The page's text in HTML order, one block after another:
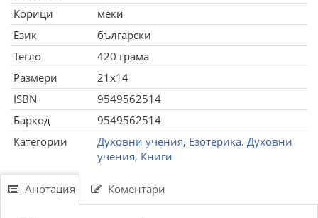
Корици
меки
Език
български
Тегло
420 грама
Размери
21x14
ISBN
9549562514
Баркод
9549562514
Категории
Духовни учения, Езотерика. Духовни
учения, Книги
Анотация Коментари